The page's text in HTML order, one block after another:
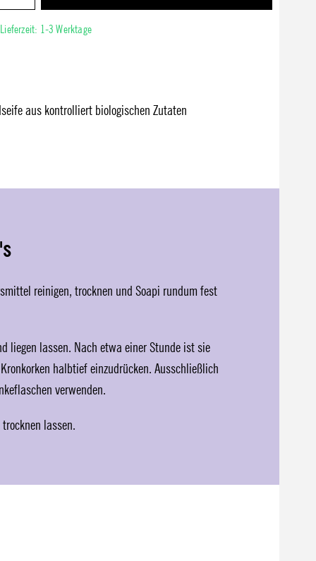
1-3 Werktage
aus kontrolliert biologischen Zutaten
reinigen, trocknen und Soapi rundum fest
liegen lassen. Nach etwa einer Stunde ist sie
halbtief einzudrücken. Ausschließlich
verwenden.
lassen.